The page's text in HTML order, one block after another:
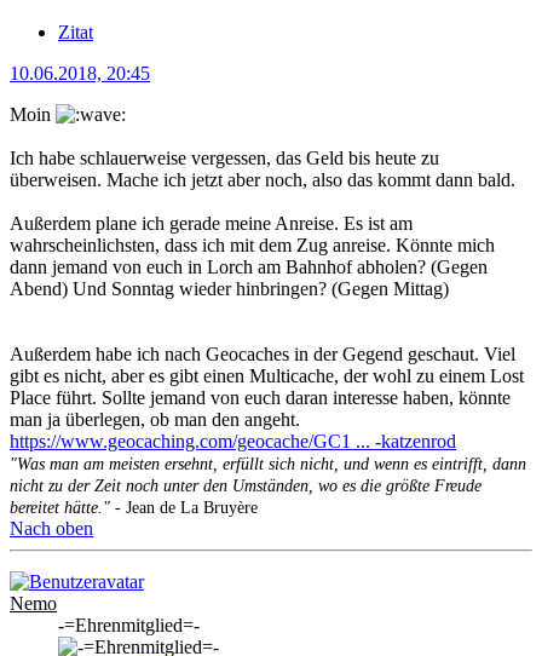
Zitat
10.06.2018, 20:45
Moin
Ich habe schlauerweise vergessen, das Geld bis heute zu
überweisen. Mache ich jetzt aber noch, also das kommt dann bald.
Außerdem plane ich gerade meine Anreise. Es ist am
wahrscheinlichsten, dass ich mit dem Zug anreise. Könnte mich
dann jemand von euch in Lorch am Bahnhof abholen? (Gegen
Abend) Und Sonntag wieder hinbringen? (Gegen Mittag)
Außerdem habe ich nach Geocaches in der Gegend geschaut. Viel
gibt es nicht, aber es gibt einen Multicache, der wohl zu einem Lost
Place führt. Sollte jemand von euch daran interesse haben, könnte
man ja überlegen, ob man den angeht.
https://www.geocaching.com/geocache/GC1 ... -katzenrod
"Was man am meisten ersehnt, erfüllt sich nicht, und wenn es eintrifft, dann
nicht zu der Zeit noch unter den Umständen, wo es die größte Freude
bereitet hätte." - Jean de La Bruyère
Nach oben
Nemo
-=Ehrenmitglied=-